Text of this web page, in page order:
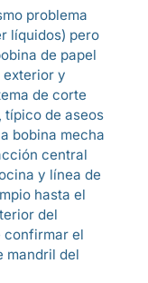
problema
líquidos) pero
de papel
exterior y
de corte
típico de aseos
bobina mecha
central
y línea de
hasta el
del
confirmar el
mandril del